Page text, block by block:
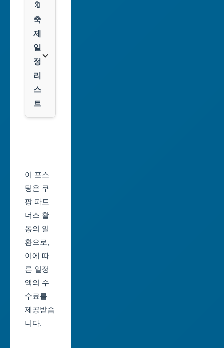
주
광
역
시
대
전
광
광
역
시
세
종
특
쿠
팡
클
룩
🔖
축
제
일
정
리
스
트
일
정
부
산
제
대
구
이 포스
팅은 쿠
팡 파트
너스 활
동의 일
환으로,
이에 따
른 일정
액의 수
수료를
제공받습
니다.